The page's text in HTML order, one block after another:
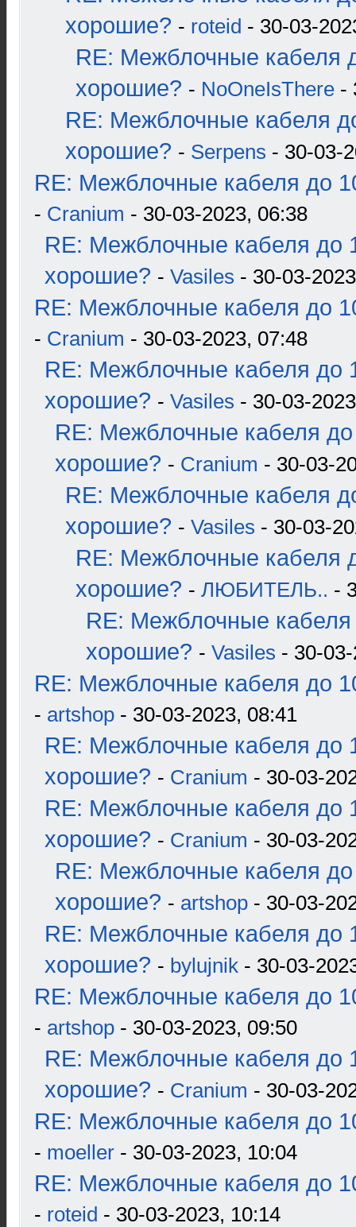
хорошие? - roteid - 30-03-
RE: Межблочные кабеля
хорошие? - NoOneIsThere -
RE: Межблочные кабеля
хорошие? - Serpens - 30-03-
RE: Межблочные кабеля до
- Cranium - 30-03-2023, 06:38
RE: Межблочные кабеля до
хорошие? - Vasiles - 30-03-
RE: Межблочные кабеля до
- Cranium - 30-03-2023, 07:48
RE: Межблочные кабеля до
хорошие? - Vasiles - 30-03-
RE: Межблочные кабеля до
хорошие? - Cranium - 30-03-
RE: Межблочные кабеля
хорошие? - Vasiles - 30-03-
RE: Межблочные кабеля
хорошие? - ЛЮБИТЕЛЬ.. -
RE: Межблочные кабеля
хорошие? - Vasiles - 30-
RE: Межблочные кабеля до
- artshop - 30-03-2023, 08:41
RE: Межблочные кабеля до
хорошие? - Cranium - 30-03-
RE: Межблочные кабеля до
хорошие? - Cranium - 30-03-
RE: Межблочные кабеля до
хорошие? - artshop - 30-03-
RE: Межблочные кабеля до
хорошие? - bylujnik - 30-03-
RE: Межблочные кабеля до
- artshop - 30-03-2023, 09:50
RE: Межблочные кабеля до
хорошие? - Cranium - 30-03-
RE: Межблочные кабеля до
- moeller - 30-03-2023, 10:04
RE: Межблочные кабеля до
- roteid - 30-03-2023, 10:14